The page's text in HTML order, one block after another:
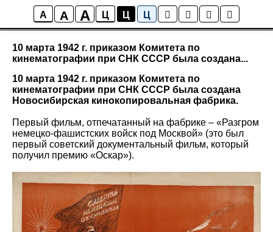
A A A Ц Ц Ц
Все факты
10 марта 1942 г. приказом Комитета по
кинематографии при СНК СССР была создана...
10 марта 1942 г. приказом Комитета по
кинематографии при СНК СССР была создана
Новосибирская кинокопировальная фабрика.
Первый фильм, отпечатанный на фабрике – «Разгром
немецко-фашистских войск под Москвой» (это был
первый советский документальный фильм, который
получил премию «Оскар»).